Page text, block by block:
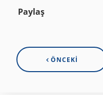
Paylaş
ÖNCEKI